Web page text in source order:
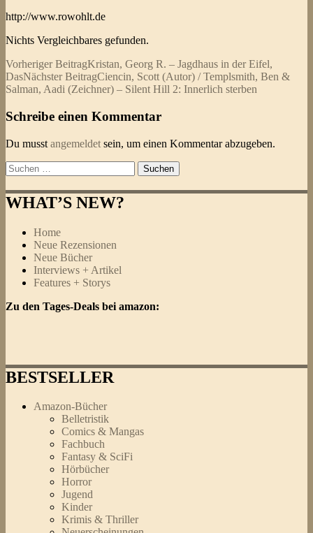
http://www.rowohlt.de
Nichts Vergleichbares gefunden.
Beitragsnavigation
Vorheriger BeitragKristan, Georg R. – Jagdhaus in der Eifel,
DasNächster BeitragCiencin, Scott (Autor) / Templsmith, Ben &
Salman, Aadi (Zeichner) – Silent Hill 2: Innerlich sterben
Schreibe einen Kommentar
Du musst angemeldet sein, um einen Kommentar abzugeben.
Suchen
nach:
WHAT’S NEW?
Home
Neue Rezensionen
Neue Bücher
Interviews + Artikel
Features + Storys
Zu den Tages-Deals bei amazon:
BESTSELLER
Amazon-Bücher
Belletristik
Comics & Mangas
Fachbuch
Fantasy & SciFi
Hörbücher
Horror
Jugend
Kinder
Krimis & Thriller